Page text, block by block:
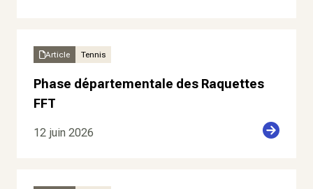
Article Tennis
Phase départementale des Raquettes
FFT
12 juin 2026